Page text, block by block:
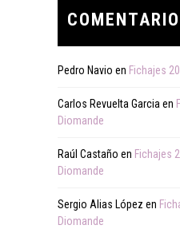
Pedro Navio en Fichajes
Carlos Revuelta Garcia en
Diomande
Raúl Castaño en Fichajes
Diomande
Sergio Alias López en
Diomande